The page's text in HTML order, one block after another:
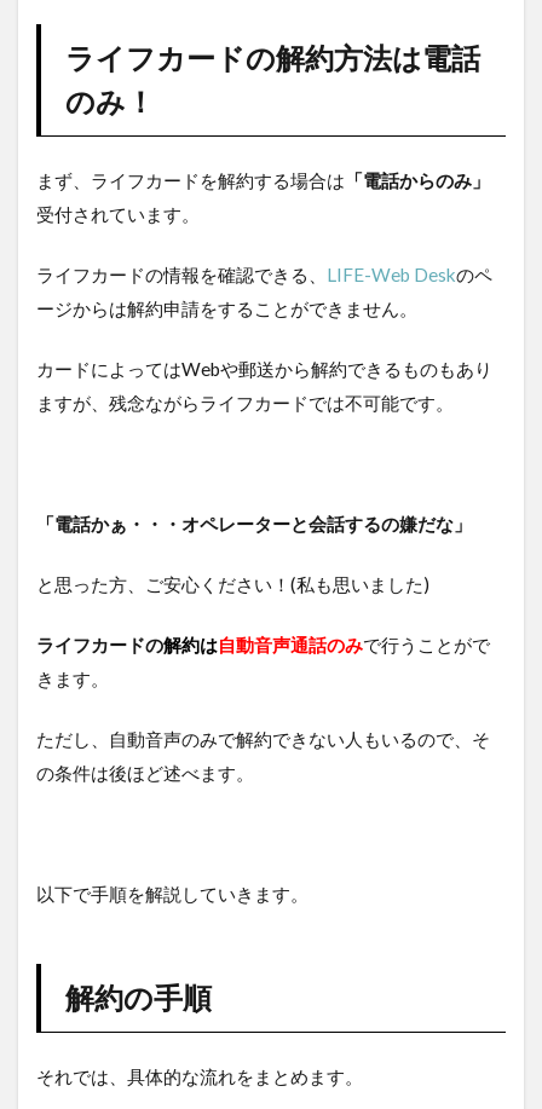
法は
電話
の
み！
解
約
順
2.1
音声
解約
3
前
確
す
き
と
払い
ない
か
LIFE
ライフカードの解約方法は電話
のみ！
まず、ライフカードを解約する場合は 「電話からのみ」
受付されています。
ライフカードの情報を確認できる、 LIFE-Web Deskのペ
ージからは解約申請をすることができません。
カードによってはWebや郵送から解約できるものもあり
ますが、残念ながらライフカードでは不可能です。
「電話かぁ・・・オペレーターと会話するの嫌だな」
と思った方、ご安心ください！(私も思いました)
ライフカードの解約は自動音声通話のみで行うことがで
きます。
ただし、自動音声のみで解約できない人もいるので、そ
の条件は後ほど述べます。
以下で手順を解説していきます。
解約の手順
それでは、具体的な流れをまとめます。